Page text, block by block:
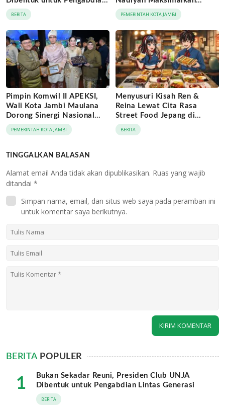
Lintas Generasi
BERITA
Momentum Rakernas
APEKSI di Medan
PEMERINTAH KOTA JAMBI
Pimpin Komwil II APEKSI,
Wali Kota Jambi Maulana
Dorong Sinergi Nasional
Antar-Kota
PEMERINTAH KOTA JAMBI
Menyusuri Kisah Ren &
Reina Lewat Cita Rasa
Street Food Jepang di
Jaringan Archipelago Hotels
BERITA
TINGGALKAN BALASAN
Alamat email Anda tidak akan dipublikasikan. Ruas yang wajib
ditandai *
Simpan nama, email, dan situs web saya pada peramban ini
untuk komentar saya berikutnya.
BERITAPOPULER
1
Bukan Sekadar Reuni, Presiden Club UNJA
Dibentuk untuk Pengabdian Lintas Generasi
BERITA